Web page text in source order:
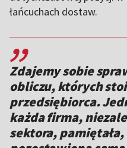
łańcuchach dostaw.
,,
Zdajemy sobie
obliczu, których
przedsiębiorca.
każda firma,
sektora, pamiętała,